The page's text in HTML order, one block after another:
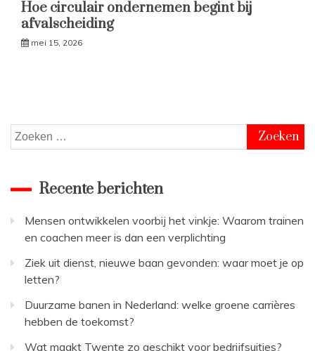
Hoe circulair ondernemen begint bij
afvalscheiding
mei 15, 2026
Zoeken
naar:
Recente berichten
Mensen ontwikkelen voorbij het vinkje: Waarom trainen
en coachen meer is dan een verplichting
Ziek uit dienst, nieuwe baan gevonden: waar moet je op
letten?
Duurzame banen in Nederland: welke groene carrières
hebben de toekomst?
Wat maakt Twente zo geschikt voor bedrijfsuitjes?